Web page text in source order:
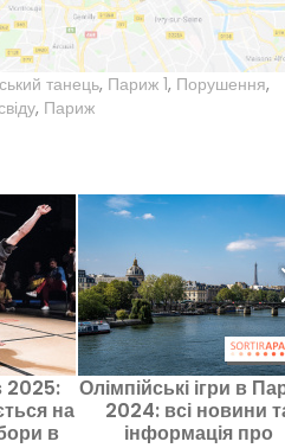
танець, Париж 1, Порушення,
, Париж
2025:
на
в
Олімпійські ігри в
2024: всі новини
інформація про